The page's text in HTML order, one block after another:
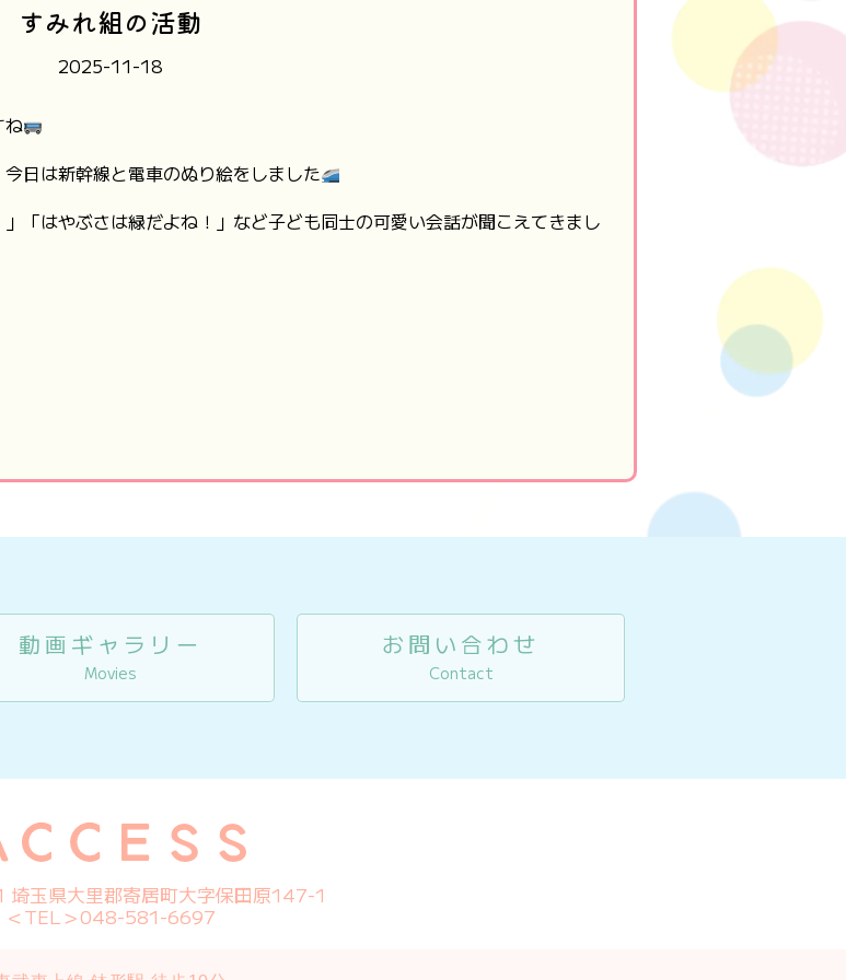
すみれ組の活動
2025-11-18
ね
日は新幹線と電車のぬり絵をしました
「はやぶさは緑だよね！」など子ども同士の可愛い会話が聞こえてきまし
動画ギャラリー
Movies
お問い合わせ
Contact
玉県大里郡寄居町大字保田原147-1
＜TEL＞048-581-6697